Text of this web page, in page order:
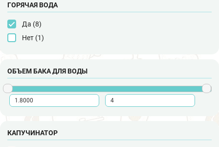
ГОРЯЧАЯ ВОДА
Да (8)
Нет (1)
ОБЪЕМ БАКА ДЛЯ ВОДЫ
КАПУЧИНАТОР